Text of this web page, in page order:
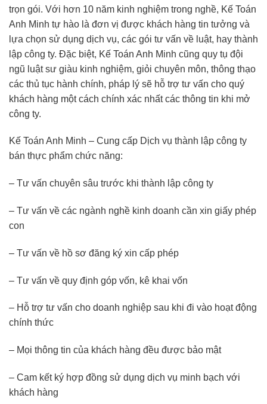
trọn gói. Với hơn 10 năm kinh nghiệm trong nghề, Kế Toán
Anh Minh tự hào là đơn vị được khách hàng tin tưởng và
lựa chọn sử dụng dịch vụ, các gói tư vấn về luật, hay thành
lập công ty. Đặc biệt, Kế Toán Anh Minh cũng quy tụ đội
ngũ luật sư giàu kinh nghiệm, giỏi chuyên môn, thông thạo
các thủ tục hành chính, pháp lý sẽ hỗ trợ tư vấn cho quý
khách hàng một cách chính xác nhất các thông tin khi mở
công ty.
Kế Toán Anh Minh – Cung cấp Dịch vụ thành lập công ty
bán thực phẩm chức năng:
– Tư vấn chuyên sâu trước khi thành lập công ty
– Tư vấn về các ngành nghề kinh doanh cần xin giấy phép
con
– Tư vấn về hồ sơ đăng ký xin cấp phép
– Tư vấn về quy định góp vốn, kê khai vốn
– Hỗ trợ tư vấn cho doanh nghiệp sau khi đi vào hoạt động
chính thức
– Mọi thông tin của khách hàng đều được bảo mật
– Cam kết ký hợp đồng sử dụng dịch vụ minh bạch với
khách hàng